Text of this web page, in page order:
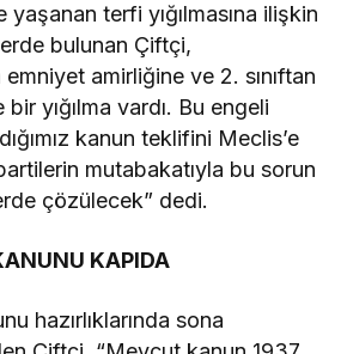
terfi yığılmasına ilişkin
bulunan Çiftçi,
amirliğine ve 2. sınıftan
bir yığılma vardı. Bu engeli
kanun teklifini Meclis’e
mutabakatıyla bu sorun
çözülecek” dedi.
KAPIDA
hazırlıklarında sona